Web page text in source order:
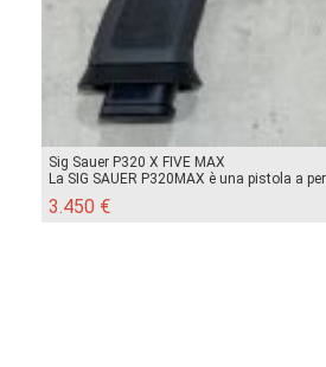
Sig Sauer P320 X FIVE MAX
La SIG SAUER P320MAX è una pistola a
3.450 €